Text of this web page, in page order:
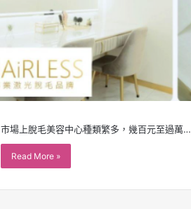
市場上脫毛美容中心種類繁多，幾百元至過萬…
Read More »